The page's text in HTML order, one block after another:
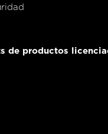
de productos